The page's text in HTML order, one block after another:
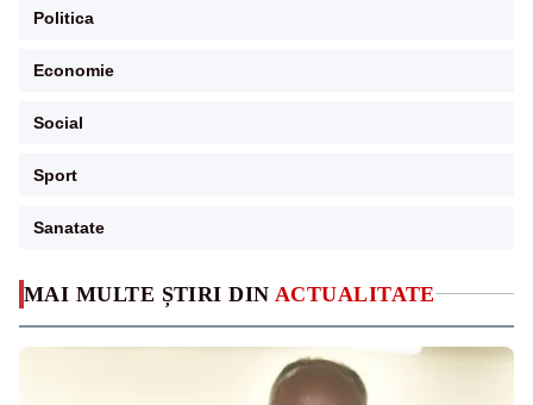
MAI MULTE ȘTIRI DIN ACTUALITATE
Politica
Economie
Social
Sport
Sanatate